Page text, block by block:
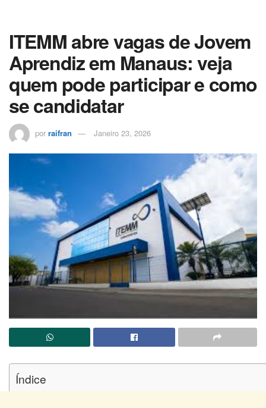
ITEMM abre vagas de Jovem
Aprendiz em Manaus: veja
quem pode participar e como
se candidatar
por raifran Janeiro 23, 2026
Índice